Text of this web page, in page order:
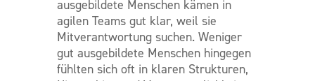
ausgebildete Menschen kämen in
agilen Teams gut klar, weil sie
Mitverantwortung suchen. Weniger
gut ausgebildete Menschen hingegen
fühlten sich oft in klaren Strukturen,